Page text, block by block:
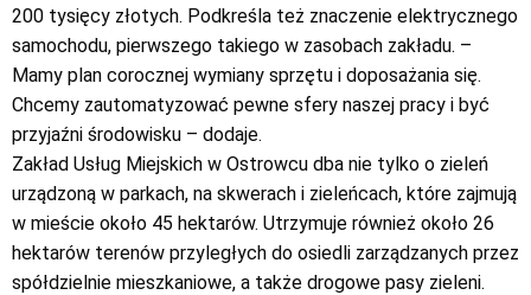
200 tysięcy złotych. Podkreśla też znaczenie elektrycznego
samochodu, pierwszego takiego w zasobach zakładu. –
Mamy plan corocznej wymiany sprzętu i doposażania się.
Chcemy zautomatyzować pewne sfery naszej pracy i być
przyjaźni środowisku – dodaje.
Zakład Usług Miejskich w Ostrowcu dba nie tylko o zieleń
urządzoną w parkach, na skwerach i zieleńcach, które zajmują
w mieście około 45 hektarów. Utrzymuje również około 26
hektarów terenów przyległych do osiedli zarządzanych przez
spółdzielnie mieszkaniowe, a także drogowe pasy zieleni.